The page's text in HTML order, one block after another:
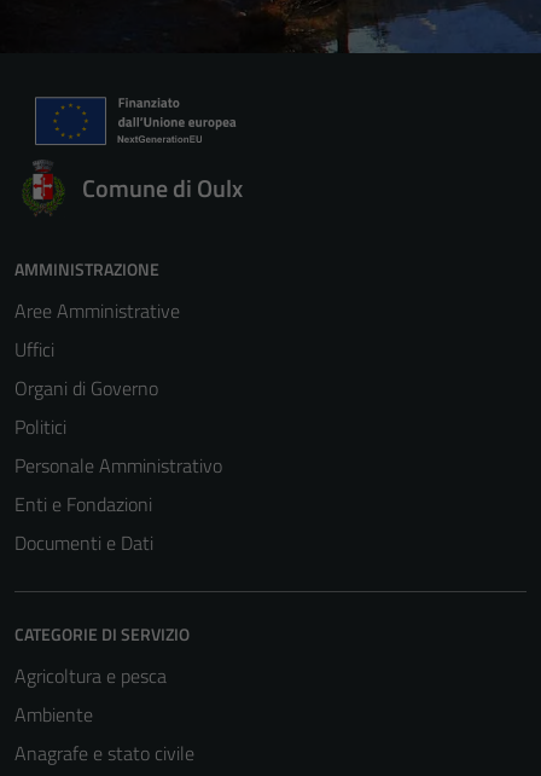
Comune di Oulx
AMMINISTRAZIONE
Aree Amministrative
Uffici
Organi di Governo
Politici
Personale Amministrativo
Enti e Fondazioni
Documenti e Dati
CATEGORIE DI SERVIZIO
Agricoltura e pesca
Ambiente
Anagrafe e stato civile